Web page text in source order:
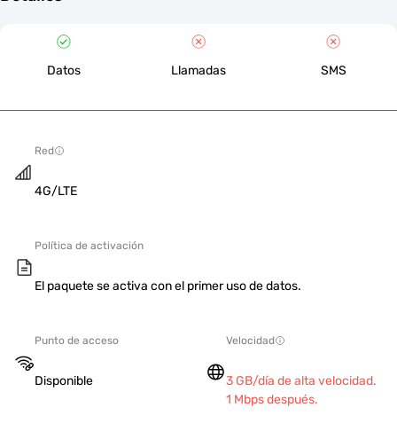
Datos Llamadas SMS
Red
4G/LTE
Política de activación
El paquete se activa con el primer uso de datos.
Punto de acceso
Disponible
Velocidad
3 GB/día de alta velocidad.
1 Mbps después.